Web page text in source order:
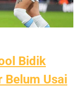
Bidik
Belum Usai